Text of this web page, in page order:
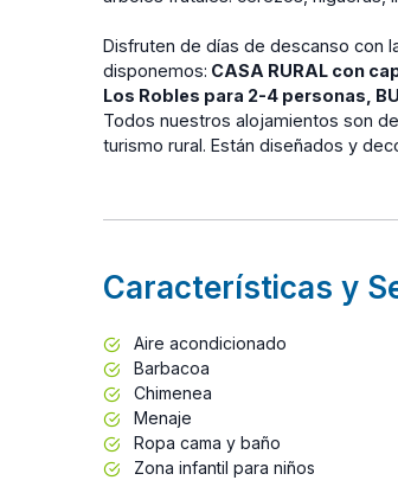
Disfruten de días de descanso con
disponemos: CASA RURAL con
Los Robles para 2-4 personas,
Todos nuestros alojamientos son
turismo rural. Están diseñados y
Características y
Aire acondicionado
Barbacoa
Chimenea
Menaje
Ropa cama y baño
Zona infantil para niños